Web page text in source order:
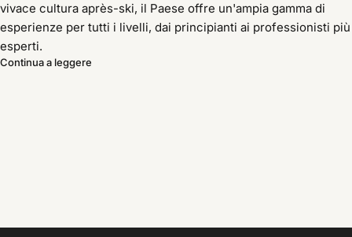
vivace cultura après-ski, il Paese offre un'ampia gamma di
esperienze per tutti i livelli, dai principianti ai professionisti più
esperti.
Continua a leggere